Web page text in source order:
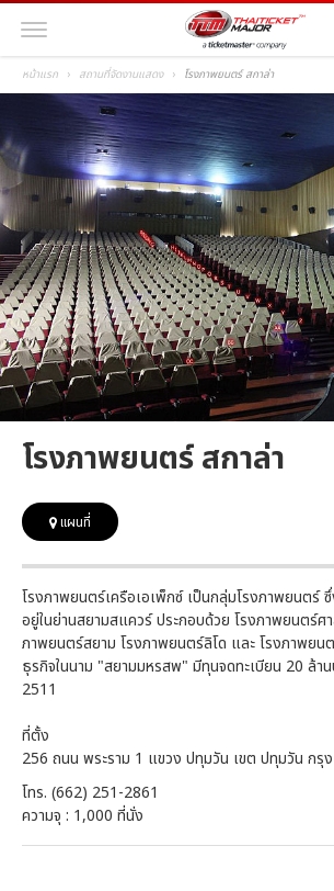
หน้าแรก สถานที่จัดงานแสดง โรงภาพยนตร์ สกาล่า
โรงภาพยนตร์ สกาล่า
แผนที่
โรงภาพยนตร์เครือเอเพ็กซ์ เป็นกลุ่มโรงภาพยนตร์
อยู่ในย่านสยามสแควร์ ประกอบด้วย โรงภาพยนตร์ศา
ภาพยนตร์สยาม โรงภาพยนตร์ลิโด และ โรงภาพยน
ธุรกิจในนาม "สยามมหรสพ" มีทุนจดทะเบียน 20 ล้า
2511
ที่ตั้ง
256 ถนน พระราม 1 แขวง ปทุมวัน เขต ปทุมวัน กรุ
โทร. (662) 251-2861
ความจุ : 1,000 ที่นั่ง